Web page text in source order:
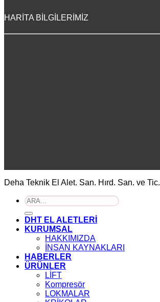
HARİTA BİLGİLERİMİZ
Deha Teknik El Alet. San. Hırd. San. ve Tic.
Ara:
DHT EL ALETLERİ
KURUMSAL
HAKKIMIZDA
İNSAN KAYNAKLARI
HABERLER
ÜRÜNLER
LİFT
Kompresör
LOKMALAR